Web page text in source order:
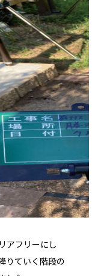
アフリーにし
りていく階段の